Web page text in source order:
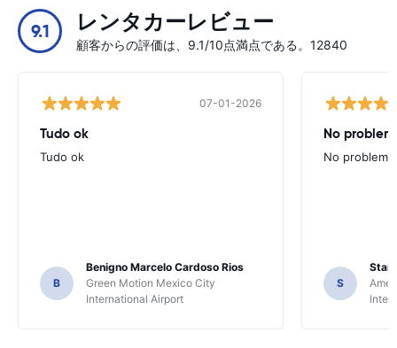
9.1 レンタカーレビュー
顧客からの評価は、9.1/10点満点である。12840
07-01-2026
Tudo ok
Tudo ok
B
Benigno Marcelo Cardoso Rios
Green Motion Mexico City
International Airport
No
No
S